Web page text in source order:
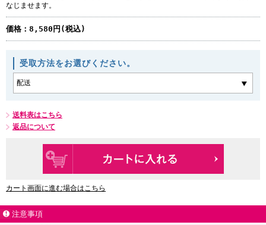
なじませます。
価格： 8,580円(税込)
受取方法をお選びください。
送料表はこちら
返品について
カート画面に進む場合はこちら
注意事項